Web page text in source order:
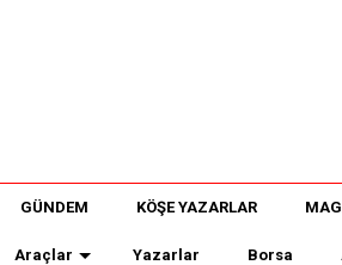
GÜNDEM KÖŞE YAZARLAR
Araçlar Yazarlar Borsa